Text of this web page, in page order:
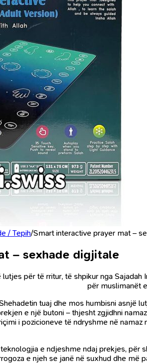
/ Tepih/Smart interactive prayer mat –
– sexhade digjitale
për të rritur, të shpikur nga
për muslimanët
tuaj dhe mos humbisni asnjë
e një butoni – thjesht zgjidhni
i pozicioneve të ndryshme në
e ndjeshme ndaj prekjes,
e njeh se janë në suxhud dhe